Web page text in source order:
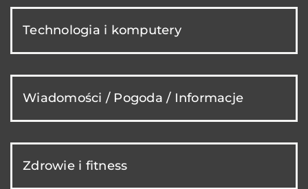
Technologia i komputery
Wiadomości / Pogoda / Informacje
Zdrowie i fitness